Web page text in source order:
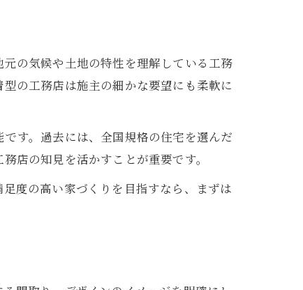
の気候や土地の特性を理解している工務
の工務店は施主の細かな要望にも柔軟に
す。過去には、全国規格の住宅を選んだ
店の知見を活かすことが重要です。
度の高い家づくりを目指すなら、まずは